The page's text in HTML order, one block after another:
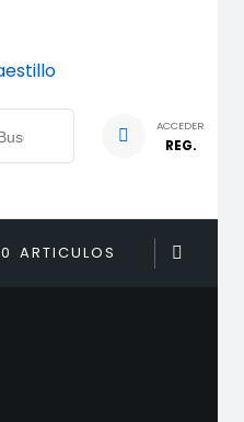
ACCEDER
REG.
0 ARTICULOS